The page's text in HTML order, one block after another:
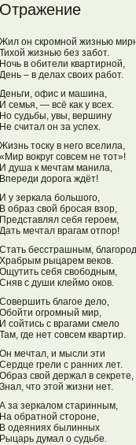
Отражение
Жил он скромной жизнью
Тихой жизнью без забот.
Ночь в обители квартирной,
День – в делах своих работ.
Деньги, офис и машина,
И семья, — всё как у всех.
Но судьбы, увы, вершину
Не считал он за успех.
Жизнь тоску в него вселила,
«Мир вокруг совсем не тот»!
И душа к мечтам манила,
Впереди дорога ждёт!
И у зеркала большого,
В образ свой бросая взор,
Представлял себя героем,
Дать мечтал врагам отпор!
Стать бесстрашным,
Храбрым рыцарем веков.
Ощутить себя свободным,
Сняв с души клеймо оков.
Совершить благое дело,
Обойти огромный мир,
И сойтись с врагами смело
Там, где нет совсем квартир.
Он мечтал, и мысли эти
Сердце грели с ранних лет.
Образ свой держал в секрете,
Знал, что этой жизни нет.
А за зеркалом старинным,
На обратной стороне,
В одеяниях былинных
Рыцарь думал о судьбе.